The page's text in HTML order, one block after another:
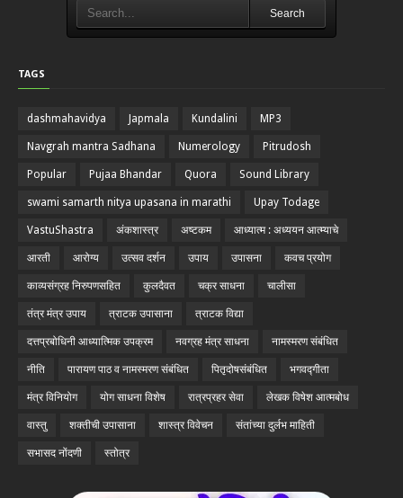
Search
TAGS
dashmahavidya Japmala Kundalini MP3
Navgrah mantra Sadhana Numerology Pitrudosh
Popular Pujaa Bhandar Quora Sound Library
swami samarth nitya upasana in marathi Upay Todage
VastuShastra अंकशास्त्र अष्टकम आध्यात्म : अध्ययन आत्म्याचे
आरती आरोग्य उत्सव दर्शन उपाय उपासना कवच प्रयोग
काव्यसंग्रह निरुपणसहित कुलदैवत चक्र साधना चालीसा
तंत्र मंत्र उपाय त्राटक उपासाना त्राटक विद्या
दत्तप्रबोधिनी आध्यात्मिक उपक्रम नवग्रह मंत्र साधना नामस्मरण संबंधित
नीति पारायण पाठ व नामस्मरण संबंधित पितृदोषसंबंधित भगवद्गीता
मंत्र विनियोग योग साधना विशेष रात्रप्रहर सेवा लेखक विषेश आत्मबोध
वास्तु शक्तीची उपासाना शास्त्र विवेचन संतांच्या दुर्लभ माहिती
सभासद नोंदणी स्तोत्र